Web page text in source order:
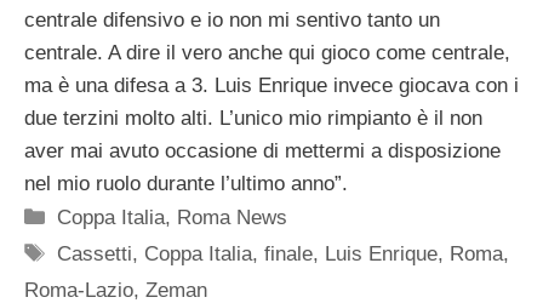
centrale difensivo e io non mi sentivo tanto un
centrale. A dire il vero anche qui gioco come centrale,
ma è una difesa a 3. Luis Enrique invece giocava con i
due terzini molto alti. L’unico mio rimpianto è il non
aver mai avuto occasione di mettermi a disposizione
nel mio ruolo durante l’ultimo anno”.
Categorie
Coppa Italia, Roma News
Tag
Cassetti, Coppa Italia,finale, Luis Enrique, Roma,
Roma-Lazio, Zeman